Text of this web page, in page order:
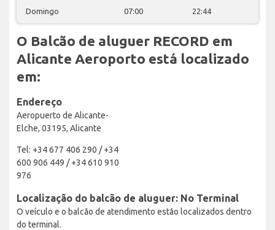
Domingo 07:00 22:44
O Balcão de aluguer RECORD em
Alicante Aeroporto está localizado
em:
Endereço
Aeropuerto de Alicante-
Elche, 03195, Alicante
Tel: +34 677 406 290 / +34
600 906 449 / +34 610 910
976
Localização do balcão de aluguer: No Terminal
O veículo e o balcão de atendimento estão localizados dentro
do terminal.